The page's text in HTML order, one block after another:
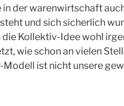
in der warenwirtschaft
und sich sicherlich
die Kollektiv-Idee wohl
wie schon an vielen
ist nicht unsere